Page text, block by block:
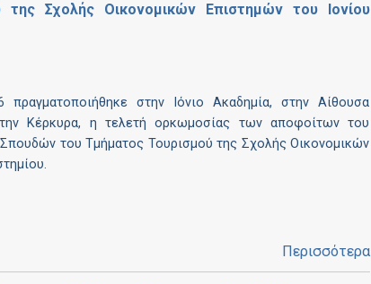
Σχολής Οικονομικών Επιστημών του Ιονίου
στην Ιόνιο Ακαδημία, στην Αίθουσα
Κέρκυρα, η τελετή ορκωμοσίας των αποφοίτων του
του Τμήματος Τουρισμού της Σχολής Οικονομικών
Περισσότερα